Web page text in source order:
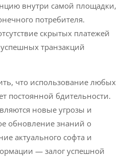
внутри самой площадки,
потребителя.
скрытых платежей
транзакций
что использование любых
постоянной бдительности.
новые угрозы и
обновление знаний о
актуального софта и
— залог успешной